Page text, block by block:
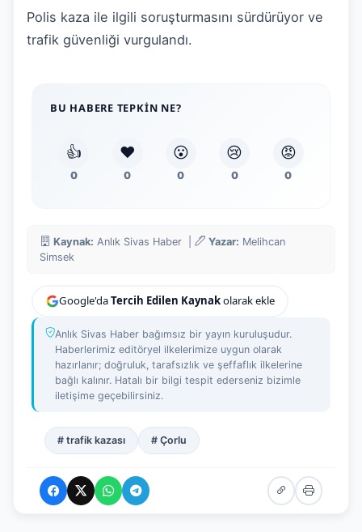
Polis kaza ile ilgili soruşturmasını sürdürüyor ve
trafik güvenliği vurgulandı.
BU HABERE TEPKIN NE?
👍
0
❤️
0
😮
0
😢
0
😡
0
Kaynak: Anlık Sivas Haber | Yazar: Melihcan
Simsek
Google'daTercih Edilen Kaynakolarak ekle
Anlık Sivas Haber bağımsız bir yayın kuruluşudur.
Haberlerimiz editöryel ilkelerimize uygun olarak
hazırlanır; doğruluk, tarafsızlık ve şeffaflık ilkelerine
bağlı kalınır. Hatalı bir bilgi tespit ederseniz bizimle
iletişime geçebilirsiniz.
# trafik kazası # Çorlu